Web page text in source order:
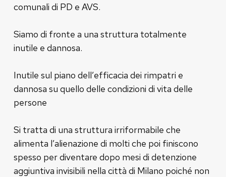
comunali di PD e AVS.
Siamo di fronte a una struttura totalmente
inutile e dannosa.
Inutile sul piano dell’efficacia dei rimpatri e
dannosa su quello delle condizioni di vita delle
persone
Si tratta di una struttura irriformabile che
alimenta l’alienazione di molti che poi finiscono
spesso per diventare dopo mesi di detenzione
aggiuntiva invisibili nella città di Milano poiché non